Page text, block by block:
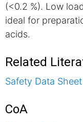
(<0.2 %). Low
ideal for
acids.
Related
Safety Data Sheet
CoA